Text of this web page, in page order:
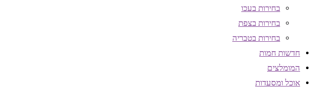
בחירות בעכו
בחירות בצפת
בחירות בטבריה
חדשות חמות
המומלצים
אוכל ומסעדות